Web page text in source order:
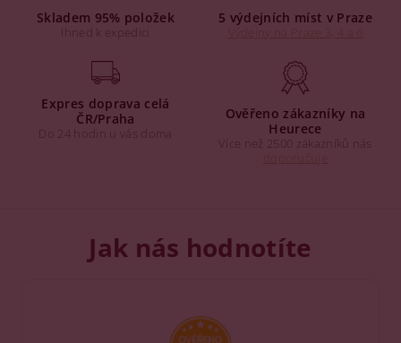
Skladem 95% položek
Ihned k expedici
5 výdejních míst v Praze
Expres doprava celá
ČR/Praha
Do 24 hodin u vás doma
Ověřeno zákazníky na
Heurece
Více než 2500 zákazníků nás
Jak nás hodnotíte